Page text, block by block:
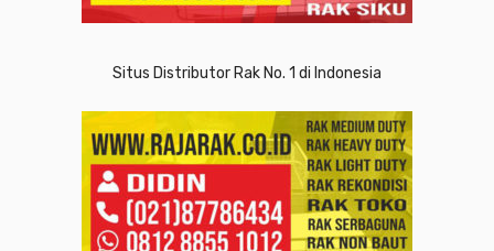
Situs Distributor Rak No. 1 di Indonesia